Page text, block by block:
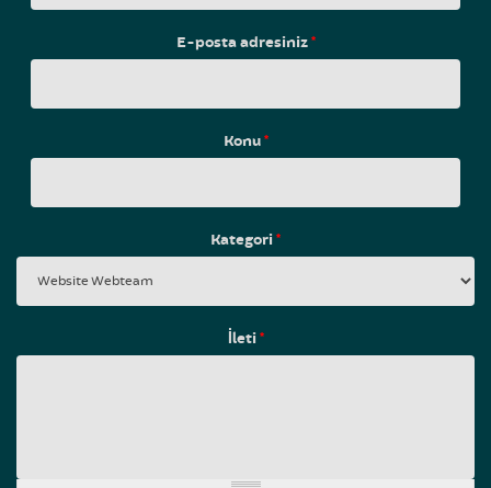
E-posta adresiniz*
Konu*
Kategori*
İleti*